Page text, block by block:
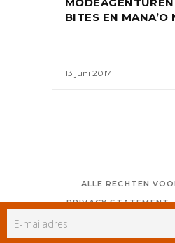
BITES EN MANA’O
13 juni 2017
ALLE RECHTEN
PRIVACY STATEMENT